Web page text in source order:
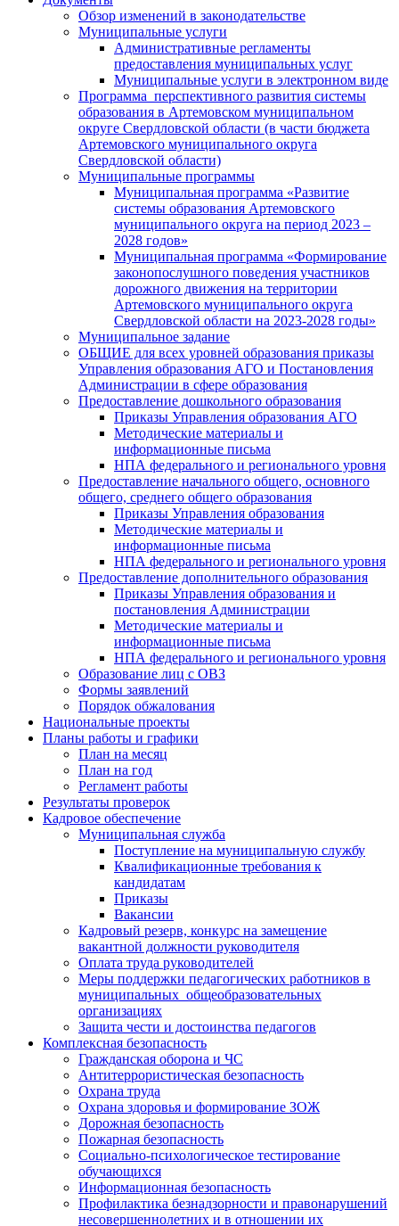
Обзор изменений в законодательстве
Муниципальные услуги
Административные регламенты
предоставления муниципальных услуг
Муниципальные услуги в электронном виде
Программа перспективного развития системы
образования в Артемовском муниципальном
округе Свердловской области (в части бюджета
Артемовского муниципального округа
Свердловской области)
Муниципальные программы
Муниципальная программа «Развитие
системы образования Артемовского
муниципального округа на период 2023 –
2028 годов»
Муниципальная программа «Формирование
законопослушного поведения участников
дорожного движения на территории
Артемовского муниципального округа
Свердловской области на 2023-2028 годы»
Муниципальное задание
ОБЩИЕ для всех уровней образования приказы
Управления образования АГО и Постановления
Администрации в сфере образования
Предоставление дошкольного образования
Приказы Управления образования АГО
Методические материалы и
информационные письма
НПА федерального и регионального уровня
Предоставление начального общего, основного
общего, среднего общего образования
Приказы Управления образования
Методические материалы и
информационные письма
НПА федерального и регионального уровня
Предоставление дополнительного образования
Приказы Управления образования и
постановления Администрации
Методические материалы и
информационные письма
НПА федерального и регионального уровня
Образование лиц с ОВЗ
Формы заявлений
Порядок обжалования
Национальные проекты
Планы работы и графики
План на месяц
План на год
Регламент работы
Результаты проверок
Кадровое обеспечение
Муниципальная служба
Поступление на муниципальную службу
Квалификационные требования к
кандидатам
Приказы
Вакансии
Кадровый резерв, конкурс на замещение
вакантной должности руководителя
Оплата труда руководителей
Меры поддержки педагогических работников в
муниципальных общеобразовательных
организациях
Защита чести и достоинства педагогов
Комплексная безопасность
Гражданская оборона и ЧС
Антитеррористическая безопасность
Охрана труда
Охрана здоровья и формирование ЗОЖ
Дорожная безопасность
Пожарная безопасность
Социально-психологическое тестирование
обучающихся
Информационная безопасность
Профилактика безнадзорности и правонарушений
несовершеннолетних и в отношении их